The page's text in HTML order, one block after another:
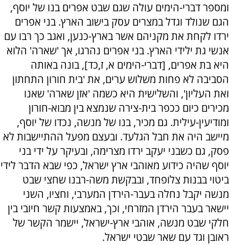
ומספר דברי-הימים עולה שגם שבט אפרים בנו של יוסף,
הגם שנולד וגדל במצרים עסק בישוב הארץ. בני אפרים
ירדו לקחת את מקניהם אשר בארץ-כנען, ואגב כך רבו עם
אנשי גת ילידי הארץ. בני אפרים נהרגו, אך 'שארה' הלוא
היא בת אפרים, [דברי-הימים א, ז,כד], בונה באותה
הסביבה לא פחות משלוש ערים, את 'בית חורון התחתון
ואת העליון', והשלישית היא כשמה 'אזן שארה' שאנו
מכירים כיום ככפר בית-צירה שנמצא בין מבוא-חורון
ומודיעין-עילית. גם מכיר, בנו של מנשה, נכדו של יוסף,
מיישב היה את חבל הגלעד. ובעצם מפעל ההתיישבות לא
פסק, גם כשבני יעקב ירדו מצרימה, ובעיקר על ידי בני
יוסף שהיה כידוע מאוהבי ארץ ישראל, כפי שבא הדבר לידי
ביטוי בבנות צלופחד, ובבקשת משה-רבנו שחצי שבט
מנשה יקבל נחלה בעבר-הירדן המערבי, וחציו, השני
יישאר בעבר הירדן המזרחי, וכך, באמצעות קשר חיובי בין
חלקי שבט מנשה, אוהבי ארץ-ישראל, יישמר הקשר של
ראובן וגד עם שאר שבטי ישראל.